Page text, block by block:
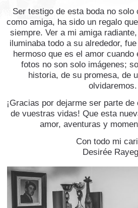
Ser testigo de esta boda no solo
como amiga, ha sido un regalo
siempre. Ver a mi amiga
iluminaba todo a su alrededor,
hermoso que es el amor
fotos no son solo imágenes;
historia, de su promesa, de
olvidaremos.
¡Gracias por dejarme ser parte
de vuestras vidas! Que esta
amor, aventuras y
Con todo mi
Desirée